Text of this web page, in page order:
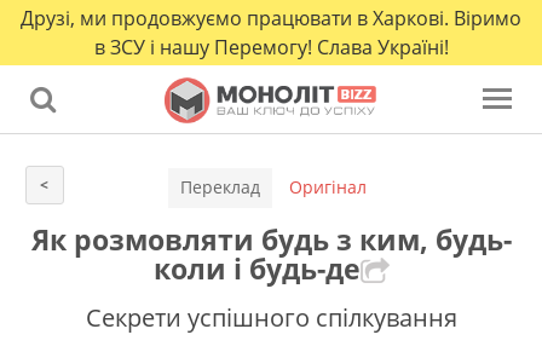
Друзі, ми продовжуємо працювати в Харкові. Віримо
в ЗСУ і нашу Перемогу! Слава Україні!
< Переклад Оригінал
Як розмовляти будь з ким, будь-
коли і будь-де
Секрети успішного спілкування